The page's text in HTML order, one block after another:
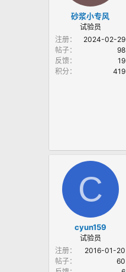
砂浆小专风
试验员
注册
2024-02-29
帖子
98
反馈
19
积分
419
C
cyun159
试验员
注册
2016-01-20
帖子
60